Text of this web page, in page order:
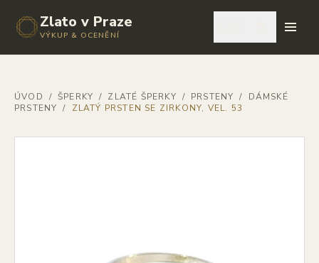
Zlato v Praze
VÝKUP & OCENĚNÍ
ÚVOD / ŠPERKY / ZLATÉ ŠPERKY / PRSTENY /
DÁMSKÉ
PRSTENY / ZLATÝ PRSTEN SE ZIRKONY, VEL. 53